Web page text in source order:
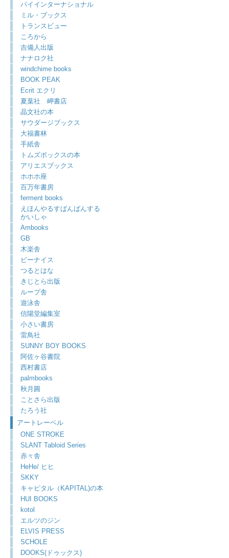
パイインターナショナル
ミル・ブックス
トランスビュー
ころから
吉備人出版
ナナロク社
windchime books
BOOK PEAK
Ecrit エクリ
夏葉社 岬書店
晶文社の本
サウダージブックス
大福書林
手紙舎
トムズボックスの本
アリエスブックス
ホホホ座
百万年書房
ferment books
えほんやるすばんばんする
かいしゃ
Ambooks
GB
木楽舎
ビーナイス
つるとはな
きじとら出版
ループ舎
遊泳舎
信陽堂編集室
小さい書房
雷鳥社
SUNNY BOY BOOKS
阿佐ヶ谷書院
西村書店
palmbooks
秋月圓
ことさら出版
たろう社
アートレーベル
ONE STROKE
SLANT Tabloid Series
赤々舎
HeHe/ ヒヒ
SKKY
キャピタル（KAPITAL)の本
HUI BOOKS
kotol
エルツのジン
ELVIS PRESS
SCHOLE
DOOKS(ドゥックス)